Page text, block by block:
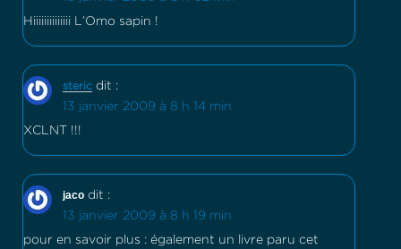
Hiiiiiiiiiiiiii L’Omo sapin !
steric dit :
13 janvier 2009 à 8 h 14 min
XCLNT !!!
jaco dit :
13 janvier 2009 à 8 h 19 min
pour en savoir plus : également un livre paru cet